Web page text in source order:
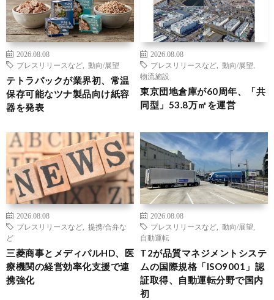
2026.08.08
プレスリリースなど
動向/展望
テトラパックが業界初、常温
保存可能なツナ製品向け紙容
器を発表
2026.08.08
プレスリリースなど
動向/展望
物流施設
東京団地倉庫が60周年、「共
同型」53.8万㎡を運営
2026.08.08
プレスリリースなど
提携/合弁な
ど
三菱商事とメディパルHD、医
療機関の経営効率化支援で連
携強化
2026.08.08
プレスリリースなど
動向/展望
自動運転
T2が品質マネジメントシステ
ムの国際規格「ISO9001」認
証取得、自動運転分野で国内
初